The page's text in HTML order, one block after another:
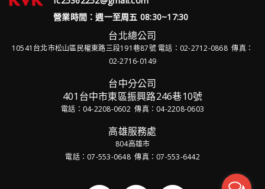
營業時間：週一至周五 08:30~17:30
台北總公司
10541台北市松山區民權東路三段191巷87號電話：02-2712-0868 傳真：
02-2716-0149
台中分公司
401台中市東區振興路246巷10號
電話：04-2208-0602 傳真：04-2208-0603
高雄服務處
804高雄市
電話：07-553-0648 傳真：07-553-6442